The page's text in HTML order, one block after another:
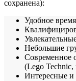
сохранена):
Удобное
Небольшие
Современное
(Lego
Интересные и